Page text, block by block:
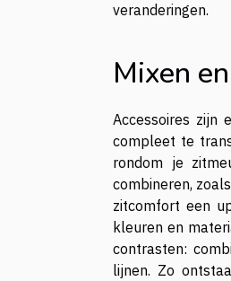
veranderingen.
Mixen
Accessoires zijn
compleet te
rondom je
combineren,
zitcomfort een
kleuren en
contrasten:
lijnen. Zo